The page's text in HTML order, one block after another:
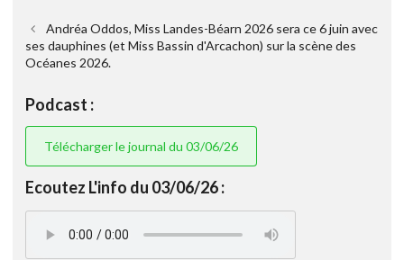
Andréa Oddos, Miss Landes-Béarn 2026 sera ce 6 juin avec
ses dauphines (et Miss Bassin d'Arcachon) sur la scène des
Océanes 2026.
Podcast :
Télécharger le journal du 03/06/26
Ecoutez L'info du 03/06/26 :